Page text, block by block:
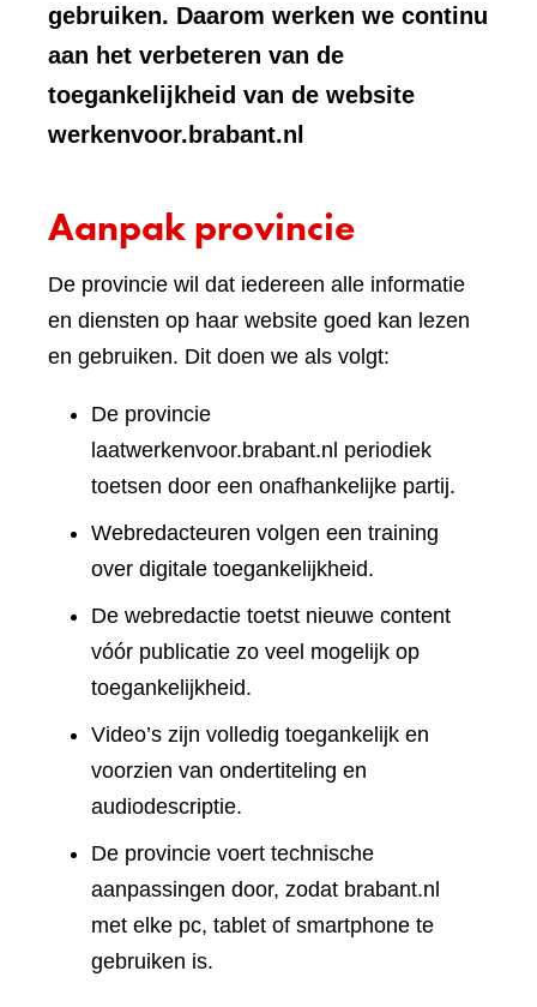
gebruiken. Daarom werken we continu
aan het verbeteren van de
toegankelijkheid van de website
werkenvoor.brabant.nl
Aanpak provincie
De provincie wil dat iedereen alle informatie
en diensten op haar website goed kan lezen
en gebruiken. Dit doen we als volgt:
De provincie
laatwerkenvoor.brabant.nl periodiek
toetsen door een onafhankelijke partij.
Webredacteuren volgen een training
over digitale toegankelijkheid.
De webredactie toetst nieuwe content
vóór publicatie zo veel mogelijk op
toegankelijkheid.
Video’s zijn volledig toegankelijk en
voorzien van ondertiteling en
audiodescriptie.
De provincie voert technische
aanpassingen door, zodat brabant.nl
met elke pc, tablet of smartphone te
gebruiken is.